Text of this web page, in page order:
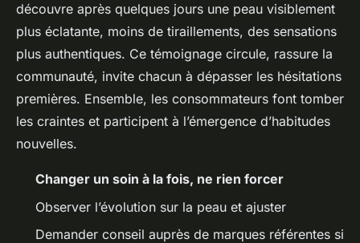
découvre après quelques jours une peau visiblement
plus éclatante, moins de tiraillements, des sensations
plus authentiques. Ce témoignage circule, rassure la
communauté, invite chacun à dépasser les hésitations
premières. Ensemble, les consommateurs font tomber
les craintes et participent à l’émergence d’habitudes
nouvelles.
Changer un soin à la fois, ne rien forcer
Observer l’évolution sur la peau et ajuster
Demander conseil auprès de marques référentes si